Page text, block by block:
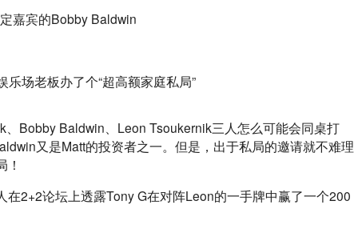
嘉宾的Bobby Baldwin
Bobby Baldwin、Leon Tsoukernik三人怎么可能会同桌打
又是Matt的投资者之一。但是，出于私局的邀请就不难理
2+2论坛上透露Tony G在对阵Leon的一手牌中赢了一个200